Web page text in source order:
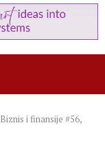
Biznis i finansije #56,